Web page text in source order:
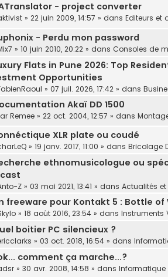
- project converter
» 22 juin 2009, 14:57 » dans Editeurs et
- Perdu mon password
» 10 juin 2010, 20:22 » dans Consoles de
Flats in Pune 2026: Top
Opportunities
» 07 juil. 2026, 17:42 » dans
Akaï DD 1500
Remee » 22 oct. 2004, 12:57 » dans
XLR plate ou coudé
» 19 janv. 2017, 11:00 » dans Bricolage
ethnomusicologue ou
Z » 03 mai 2021, 13:41 » dans Actualités et
freeware pour Kontakt 5 : Bottle of
» 18 août 2016, 23:54 » dans Instruments
boitier PC silencieux ?
» 03 oct. 2018, 16:54 » dans
comment ça marche...?
» 30 avr. 2008, 14:58 » dans Informatique